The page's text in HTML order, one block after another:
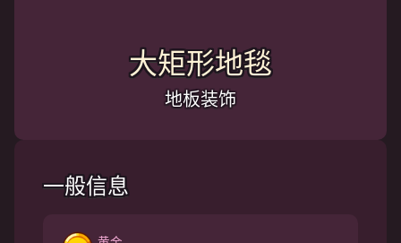
大矩形地毯
地板装饰
一般信息